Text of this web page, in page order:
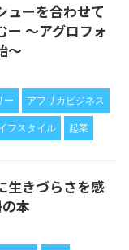
ューを合わせて
ー 〜アグロフォ
〜
ー アフリカビジネス
フスタイル 起業
生きづらさを感
本